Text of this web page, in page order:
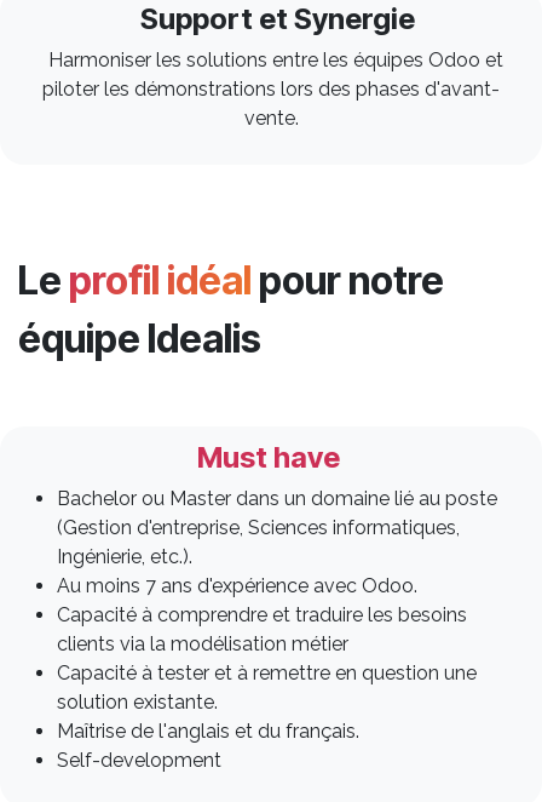
Support et Synergie ​
Harmoniser les solutions entre les équipes Odoo et
piloter les démonstrations lors des phases d'avant-
vente.
Le profil idéal pour notre
équipe Idealis
Must have
Bachelor ou Master dans un domaine lié au poste
(Gestion d'entreprise, Sciences informatiques,
Ingénierie, etc.).
Au moins 7 ans d'expérience avec Odoo.
Capacité à comprendre et traduire les besoins
clients via la modélisation métier
Capacité à tester et à remettre en question une
solution existante.
Maîtrise de l'anglais et du français.
Self-development